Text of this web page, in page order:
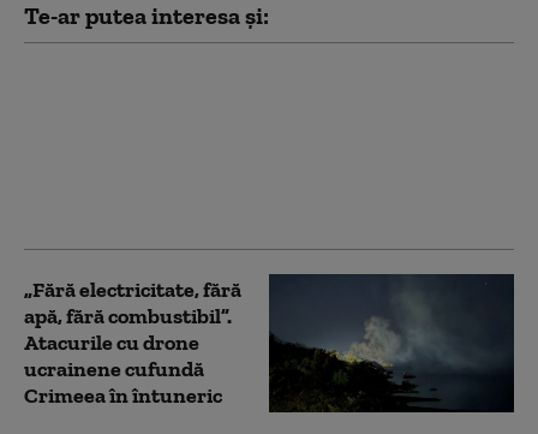
Te-ar putea interesa și:
„Fără electricitate, fără
apă, fără combustibil”.
Atacurile cu drone
ucrainene cufundă
Crimeea în întuneric